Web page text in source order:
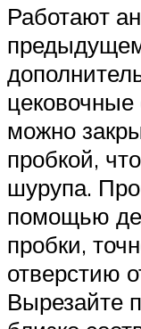
Работают
цековочные
можно
пробкой,
шурупа.
помощью
пробки,
отверстию
Вырезайте